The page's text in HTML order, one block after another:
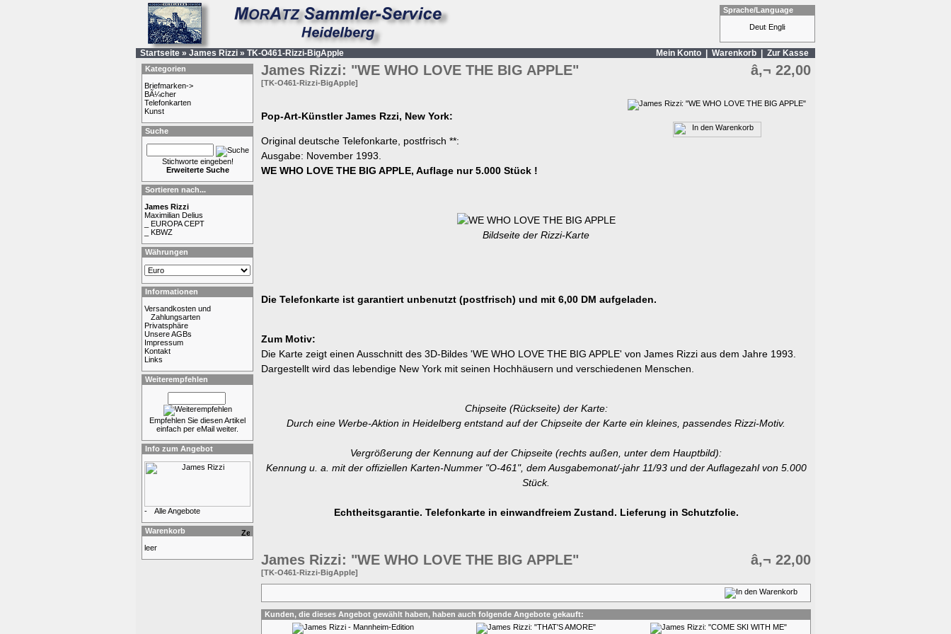
Sprache/Language
Startseite » James Rizzi » TK-O461-Rizzi-BigApple Mein Konto Warenkorb Zur Kasse
Kategorien
Briefmarken->
BÃ¼cher
Telefonkarten
Kunst
Suche
Stichworte eingeben!
Erweiterte Suche
Sortieren nach...
James Rizzi
Maximilian Delius
_ EUROPA CEPT
_ KBWZ
Währungen
Informationen
Versandkosten und
Zahlungsarten
Privatsphäre
Unsere AGBs
Impressum
Kontakt
Links
Weiterempfehlen
Empfehlen Sie diesen Artikel
einfach per eMail weiter.
Info zum Angebot
- Alle Angebote
Warenkorb
leer
James Rizzi: "WE WHO LOVE THE BIG APPLE"
[TK-O461-Rizzi-BigApple]
â‚¬ 22,00
Pop-Art-Künstler James Rzzi, New York:
Original deutsche Telefonkarte, postfrisch **:
Ausgabe: November 1993.
WE WHO LOVE THE BIG APPLE, Auflage nur 5.000 Stück !
Bildseite der Rizzi-Karte
Die Telefonkarte ist garantiert unbenutzt (postfrisch) und mit 6,00 DM aufgeladen.
Zum Motiv:
Die Karte zeigt einen Ausschnitt des 3D-Bildes 'WE WHO LOVE THE BIG APPLE' von James Rizzi aus dem Jahre 1993.
Dargestellt wird das lebendige New York mit seinen Hochhäusern und verschiedenen Menschen.
Chipseite (Rückseite) der Karte:
Durch eine Werbe-Aktion in Heidelberg entstand auf der Chipseite der Karte ein kleines, passendes Rizzi-Motiv.
Vergrößerung der Kennung auf der Chipseite (rechts außen, unter dem Hauptbild):
Kennung u. a. mit der offiziellen Karten-Nummer "O-461", dem Ausgabemonat/-jahr 11/93 und der Auflagezahl von 5.000
Stück.
Echtheitsgarantie. Telefonkarte in einwandfreiem Zustand. Lieferung in Schutzfolie.
James Rizzi: "WE WHO LOVE THE BIG APPLE"
[TK-O461-Rizzi-BigApple]
â‚¬ 22,00
Kunden, die dieses Angebot gewählt haben, haben auch folgende Angebote gekauft: